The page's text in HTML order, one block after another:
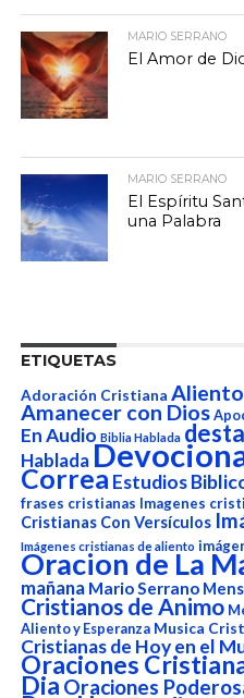
MARIO SERRANO
El Amor de
MARIO SERRANO
El Espíritu
una Palabra
ETIQUETAS
Adoración Cristiana Aliento
Amanecer con Dios
En Audio Biblia Hablada
Hablada
Correa Estudios
frases cristianas Imagenes
Cristianas Con Versículos
Imágenes cristianas de aliento
Oracion de La
mañana Mario Serrano
Cristianos de Animo
Aliento y Esperanza Musica
Cristianas de Hoy en el
Oraciones
DiaOraciones